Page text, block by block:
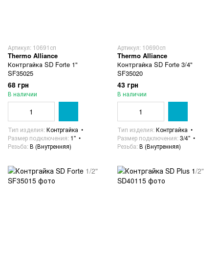
Артикул: 10691сп
Thermo Alliance
Контргайка SD Forte 1"
SF35025
68 грн
В наличии
Тип изделия Контргайка
Размер подключения 1"
Резьба В (Внутренняя)
Артикул: 10690сп
Thermo Alliance
Контргайка SD Forte 3/4"
SF35020
43 грн
В наличии
Тип изделия Контргайка
Размер подключения 3/4"
Резьба В (Внутренняя)